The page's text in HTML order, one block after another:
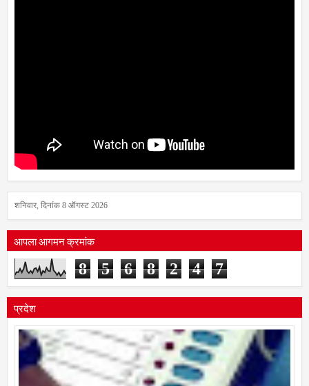
शनिवार, दिनांक 8 ऑगस्ट 2026
आपला आगमन क्रमांक
8 5 6 8 2 4 7
प्रदेश